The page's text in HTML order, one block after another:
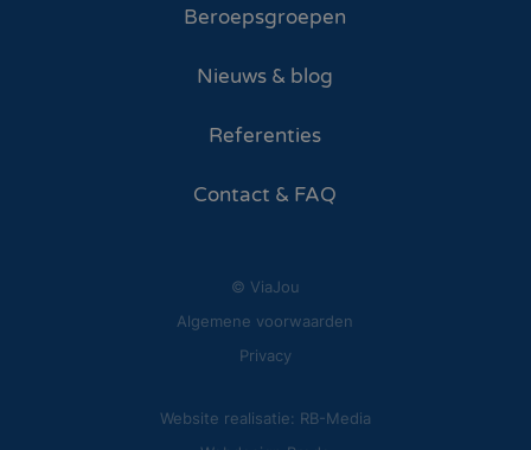
Beroepsgroepen
Nieuws & blog
Referenties
Contact & FAQ
© ViaJou
Algemene voorwaarden
Privacy
Website realisatie: RB-Media